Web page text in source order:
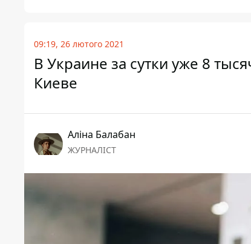
09:19, 26 лютого 2021
В Украине за сутки уже 8
Киеве
Аліна Балабан
ЖУРНАЛІСТ